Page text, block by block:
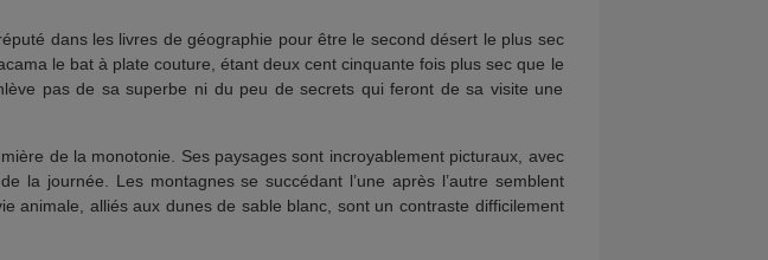
dans les livres de géographie pour être le second désert le plus sec
le bat à plate couture, étant deux cent cinquante fois plus sec que le
pas de sa superbe ni du peu de secrets qui feront de sa visite une
de la monotonie. Ses paysages sont incroyablement picturaux, avec
la journée. Les montagnes se succédant l’une après l’autre semblent
animale, alliés aux dunes de sable blanc, sont un contraste difficilement